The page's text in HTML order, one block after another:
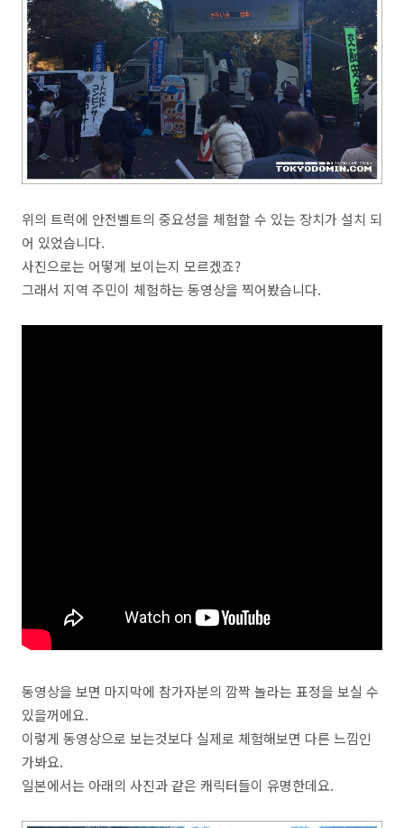
위의 트럭에 안전벨트의 중요성을 체험할 수 있는 장치가 설치 되
어 있었습니다.
사진으로는 어떻게 보이는지 모르겠죠?
그래서 지역 주민이 체험하는 동영상을 찍어봤습니다.
동영상을 보면 마지막에 참가자분의 깜짝 놀라는 표정을 보실 수
있을꺼에요.
이렇게 동영상으로 보는것보다 실제로 체험해보면 다른 느낌인
가봐요.
일본에서는 아래의 사진과 같은 캐릭터들이 유명한데요.